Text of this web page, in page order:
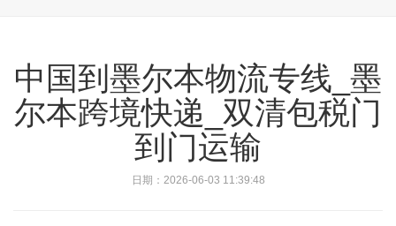
中国到墨尔本物流专线_墨
尔本跨境快递_双清包税门
到门运输
日期：2026-06-03 11:39:48